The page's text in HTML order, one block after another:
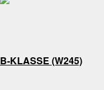
B-KLASSE (W245)